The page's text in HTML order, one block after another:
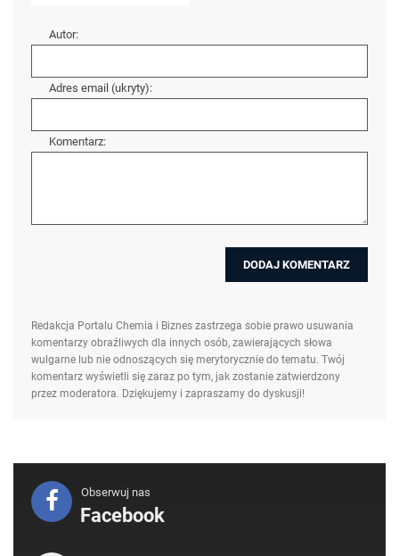
Autor:
Adres email (ukryty):
Komentarz:
Redakcja Portalu Chemia i Biznes zastrzega sobie prawo usuwania
komentarzy obraźliwych dla innych osób, zawierających słowa
wulgarne lub nie odnoszących się merytorycznie do tematu. Twój
komentarz wyświetli się zaraz po tym, jak zostanie zatwierdzony
przez moderatora. Dziękujemy i zapraszamy do dyskusji!
Obserwuj nas
Facebook